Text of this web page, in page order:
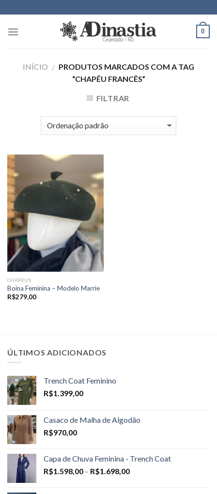
to
content
0
INÍCIO / PRODUTOS MARCADOS COM A TAG
“CHAPÉU FRANCÊS”
FILTRAR
CHAPÉUS
Boina Feminina – Modelo Marrie
R$279,00
ÚLTIMOS ADICIONADOS
Trench Coat Feminino
R$1.399,00
Casaco de Malha de Algodão
R$970,00
Capa de Chuva Feminina - Trench Coat
R$1.598,00 – R$1.698,00Price